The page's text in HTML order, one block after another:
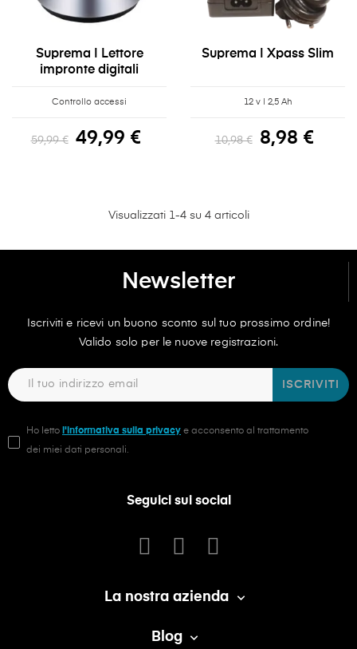
Suprema | Lettore
impronte digitali
Controllo accessi
59,99 € 49,99 €
Suprema | Xpass Slim
12 v | 2,5 Ah
10,98 € 8,98 €
Visualizzati 1-4 su 4 articoli
Newsletter
Iscriviti e ricevi un buono sconto sul tuo prossimo ordine!
Valido solo per le nuove registrazioni.
ISCRIVITI
Ho letto l'informativa sulla privacy e acconsento al trattamento
dei miei dati personali.
Seguici sui social
La nostra azienda 
Blog 